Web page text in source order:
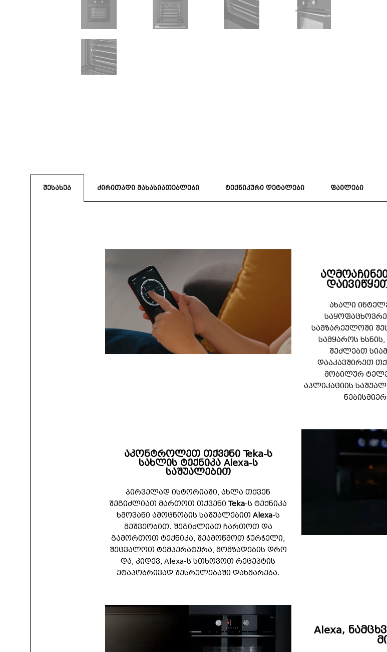
შესახებ ძირითადი მახასიათებლები ტექნიკური დეტალები ფაილები
ახალი
სამზარეულოში
სამყაროს
შეძლებთ
დააკავშირეთ
მობილურ
აპლიკაციის
აკონტროლეთ თქვენი Teka-ს
სახლის ტექნიკა Alexa-ს
საშუალებით
პირველად ისტორიაში, ახლა თქვენ
შეგიძლიათ მართოთ თქვენიTeka-ს ტექნიკა
ხმოვანი ამოცნობის საშუალებით Alexa-ს
მეშვეობით. შეგიძლიათ ჩართოთ და
გამორთოთ ტექნიკა, შეამოწმოთ ჭურჭელი,
შეცვალოთ ტემპერატურა, მომზადების დრო
და, კიდევ, Alexa-ს სთხოვოთ რეცეპტის
ეტაპობრივად შესრულებაში დახმარება.
Alexa,